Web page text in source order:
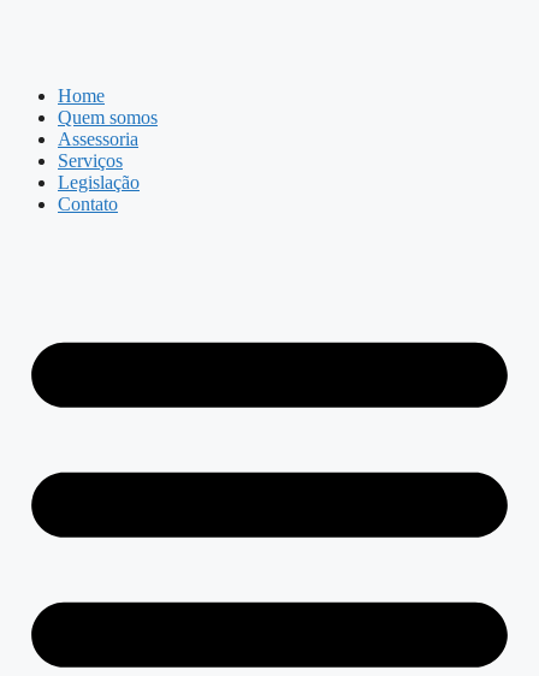
Home
Quem somos
Assessoria
Serviços
Legislação
Contato